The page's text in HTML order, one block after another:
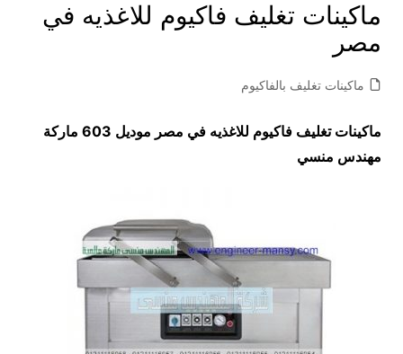
ماكينات تغليف فاكيوم للاغذيه في
مصر
ماكينات تغليف بالفاكيوم
ماكينات تغليف فاكيوم للاغذيه في مصر موديل 603 ماركة
مهندس منسي